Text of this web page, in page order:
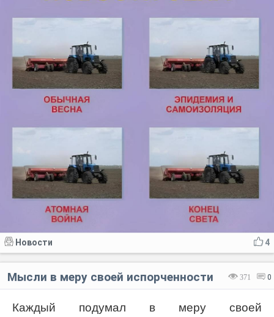
4
Новости
371 0
Мысли в меру своей испорченности
Каждый подумал в меру своей